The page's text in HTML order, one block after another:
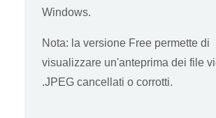
Windows.
Nota: la versione Free permette di
visualizzare un'anteprima dei file
.JPEG cancellati o corrotti.